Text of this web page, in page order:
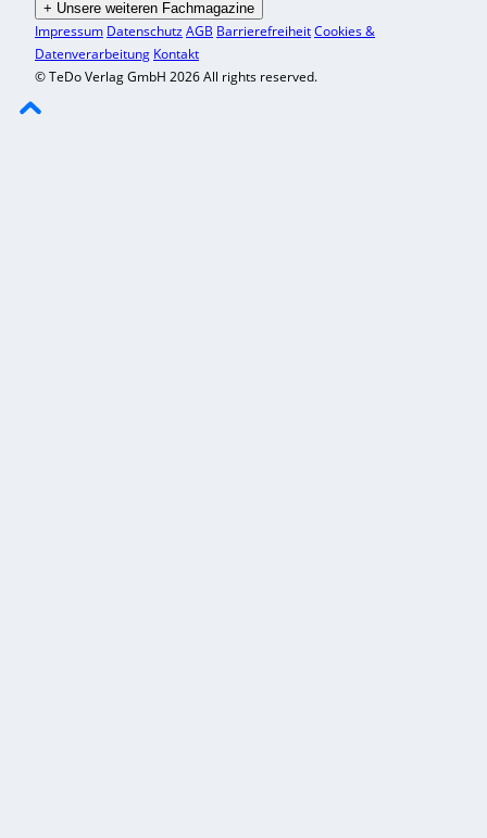
+ Unsere weiteren Fachmagazine
Impressum DatenschutzAGB BarrierefreiheitCookies &
Datenverarbeitung Kontakt
© TeDo Verlag GmbH 2026 All rights reserved.